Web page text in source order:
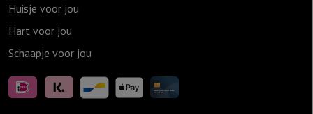
Huisje voor jou
Hart voor jou
Schaapje voor jou